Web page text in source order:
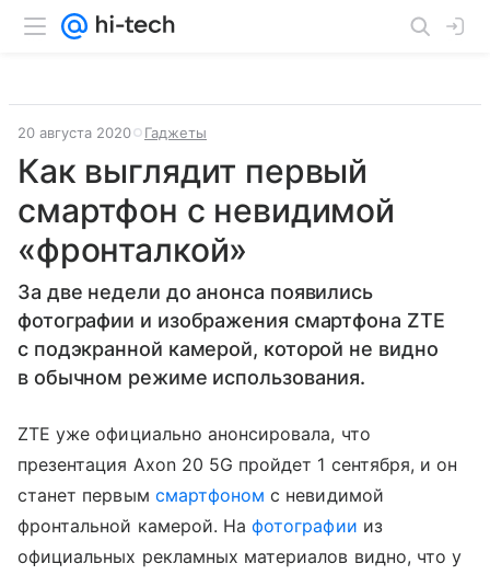
20 августа 2020 Гаджеты
Как выглядит первый
смартфон с невидимой
«фронталкой»
За две недели до анонса появились
фотографии и изображения смартфона ZTE
с подэкранной камерой, которой не видно
в обычном режиме использования.
ZTE уже официально анонсировала, что
презентация Axon 20 5G пройдет 1 сентября, и он
станет первым смартфоном с невидимой
фронтальной камерой. Нафотографии из
официальных рекламных материалов видно, что у